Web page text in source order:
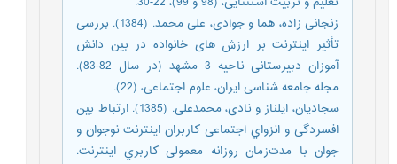
زنجانی زاده، هما و جوادی، علی محمد. (1384). بررسی
تأثیر اینترنت بر ارزش های خانواده در بین دانش
آموزان دبیرستانی ناحیه 3 مشهد (در سال 82-83).
مجله جامعه شناسی ایران، علوم اجتماعی، (22).
سجادیان، ایلناز و نادی، محمدعلی. (1385). ارتباط بین
افسردگی و انزواي اجتماعی کاربران اینترنت نوجوان و
جوان با مدت‌زمان روزانه معمولی کاربري اینترنت.